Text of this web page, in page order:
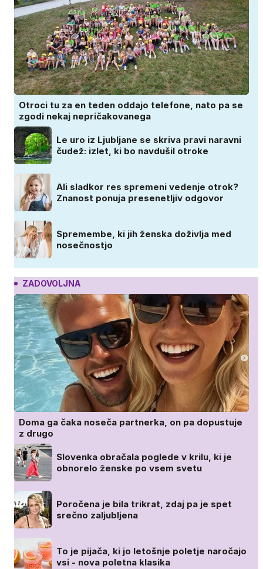
Otroci tu za en teden oddajo telefone, nato pa se
zgodi nekaj nepričakovanega
Le uro iz Ljubljane se skriva pravi naravni
čudež: izlet, ki bo navdušil otroke
Ali sladkor res spremeni vedenje otrok?
Znanost ponuja presenetljiv odgovor
Spremembe, ki jih ženska doživlja med
nosečnostjo
ZADOVOLJNA
Doma ga čaka noseča partnerka, on pa dopustuje
z drugo
Slovenka obračala poglede v krilu, ki je
obnorelo ženske po vsem svetu
Poročena je bila trikrat, zdaj pa je spet
srečno zaljubljena
To je pijača, ki jo letošnje poletje naročajo
vsi - nova poletna klasika